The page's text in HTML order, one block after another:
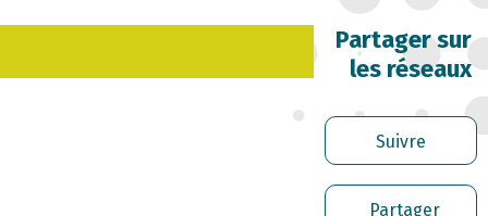
DES FONCTIONNAIRES
LES AGENTS CONTRACTUELS
ET PRÉVENTION DES RISQUES
Partager sur
les réseaux
Suivre
Partager